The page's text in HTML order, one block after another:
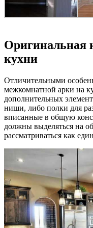
Оригинальная
кухни
Отличительными
межкомнатной арки на
дополнительных
ниши, либо полки для
вписанные в общую
должны выделяться на
рассматриваться как